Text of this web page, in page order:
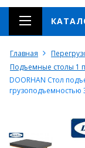
Главная
Подъемные столы 1
DOORHAN Стол
грузоподъемностью